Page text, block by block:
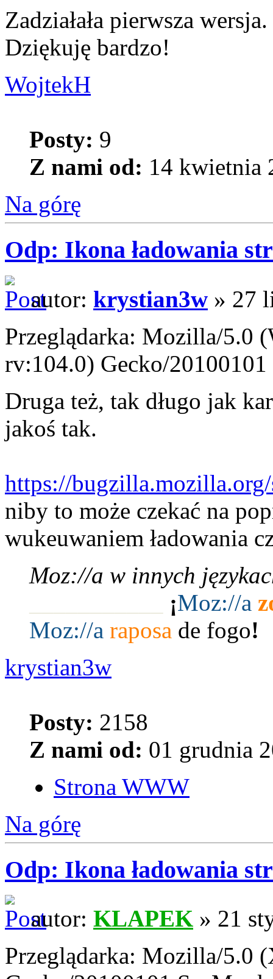
Zadziałała pierwsza wersja.
Dziękuję bardzo!
WojtekH
Posty: 9
Z nami od: 14 kwietnia
Na górę
Odp: Ikona ładowania
autor: krystian3w » 27
Przeglądarka: Mozilla/5.0
rv:104.0) Gecko/
Druga też, tak długo jak
jakoś tak.
https://
niby to może czekać na
wukeuwaniem ładowania
Moz://a w innych
¡Moz://a
Moz://a raposa de fogo!
krystian3w
Posty: 2158
Z nami od: 01 grudnia
Strona WWW
Na górę
Odp: Ikona ładowania
autor: KLAPEK » 21
Przeglądarka: Mozilla/5.0